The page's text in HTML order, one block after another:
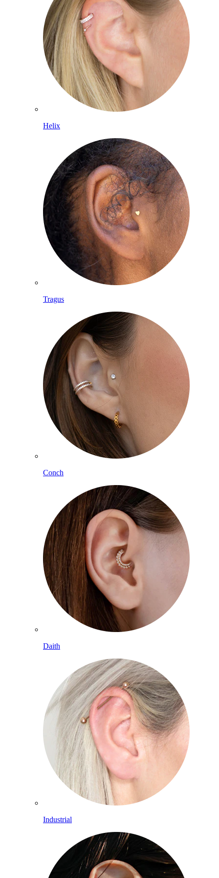
Helix
Tragus
Conch
Daith
Industrial